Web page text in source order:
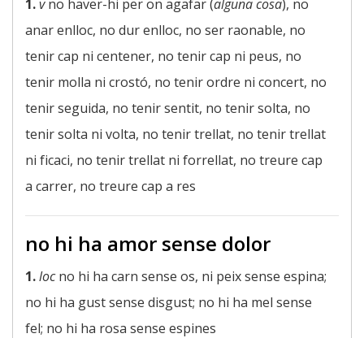
1.vno haver-hi per on agafar (alguna cosa), no
anar enlloc, no dur enlloc, no ser raonable, no
tenir cap ni centener, no tenir cap ni peus, no
tenir molla ni crostó, no tenir ordre ni concert, no
tenir seguida, no tenir sentit, no tenir solta, no
tenir solta ni volta, no tenir trellat, no tenir trellat
ni ficaci, no tenir trellat ni forrellat, no treure cap
a carrer, no treure cap a res
no hi ha amor sense dolor
1.locno hi ha carn sense os, ni peix sense espina;
no hi ha gust sense disgust; no hi ha mel sense
fel; no hi ha rosa sense espines